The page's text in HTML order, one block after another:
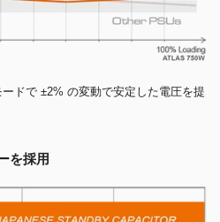
ドで ±2% の変動で安定した電圧を提
を採用